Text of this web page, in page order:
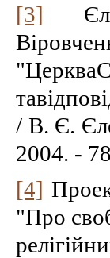
[3]
/ В. Є.
2004. -
[4]
"Про